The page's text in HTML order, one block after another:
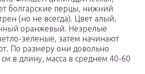
болгарские перцы, нижний
(но не всегда). Цвет алый,
оранжевый. Незрелые
зеленые, затем начинают
По размеру они довольно
в длину, масса в среднем 40-60